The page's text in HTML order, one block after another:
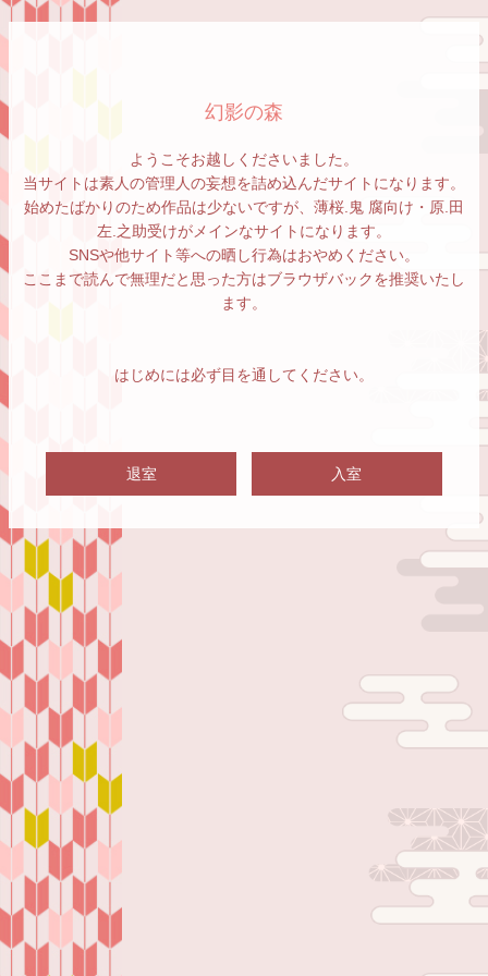
幻影の森
ようこそお越しくださいました。
当サイトは素人の管理人の妄想を詰め込んだサイトになります。
始めたばかりのため作品は少ないですが、薄桜.鬼 腐向け・原.田
左.之助受けがメインなサイトになります。
SNSや他サイト等への晒し行為はおやめください。
ここまで読んで無理だと思った方はブラウザバックを推奨いたし
ます。
はじめには必ず目を通してください。
退室 入室